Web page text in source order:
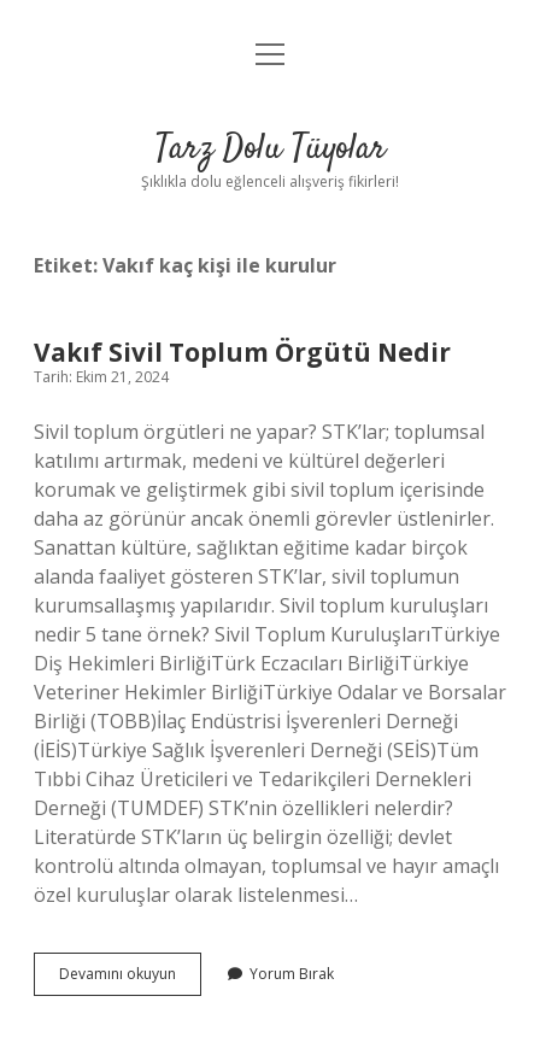
Anasayfa
Yasal Uyarı
menüyü
Tarz Dolu Tüyolar
Şıklıkla dolu eğlenceli alışveriş fikirleri!
Etiket:Vakıf kaç kişi ile kurulur
Vakıf Sivil Toplum Örgütü Nedir
Tarih: Ekim 21, 2024
Sivil toplum örgütleri ne yapar? STK’lar; toplumsal
katılımı artırmak, medeni ve kültürel değerleri
korumak ve geliştirmek gibi sivil toplum içerisinde
daha az görünür ancak önemli görevler üstlenirler.
Sanattan kültüre, sağlıktan eğitime kadar birçok
alanda faaliyet gösteren STK’lar, sivil toplumun
kurumsallaşmış yapılarıdır. Sivil toplum kuruluşları
nedir 5 tane örnek? Sivil Toplum KuruluşlarıTürkiye
Diş Hekimleri BirliğiTürk Eczacıları BirliğiTürkiye
Veteriner Hekimler BirliğiTürkiye Odalar ve Borsalar
Birliği (TOBB)İlaç Endüstrisi İşverenleri Derneği
(İEİS)Türkiye Sağlık İşverenleri Derneği (SEİS)Tüm
Tıbbi Cihaz Üreticileri ve Tedarikçileri Dernekleri
Derneği (TUMDEF) STK’nin özellikleri nelerdir?
Literatürde STK’ların üç belirgin özelliği; devlet
kontrolü altında olmayan, toplumsal ve hayır amaçlı
özel kuruluşlar olarak listelenmesi…
Devamını okuyun
Sivil
Yorum Bırak